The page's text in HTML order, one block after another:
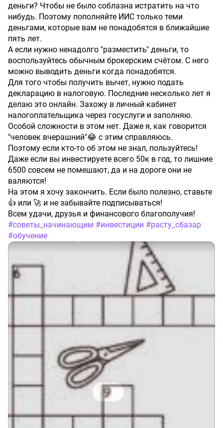
деньги? Чтобы не было соблазна истратить на что
нибудь. Поэтому пополняйте ИИС только теми
деньгами, которые вам не понадобятся в ближайшие
пять лет.
А если нужно ненадолго "разместить" деньги, то
воспользуйтесь обычным брокерским счётом. С него
можно выводить деньги когда понадобятся.
Для того чтобы получить вычет, нужно подать
декларацию в налоговую. Последние несколько лет я
делаю это онлайн. Захожу в личный кабинет
налогоплательщика через госуслуги и заполняю.
Особой сложности в этом нет. Даже я, как говорится
"человек вчерашний"😂 с этим справляюсь.
Поэтому если кто-то об этом не знал, пользуйтесь!
Даже если вы инвестируете всего 50к в год, то лишние
6500 совсем не помешают, да и на дороге они не
валяются!
На этом я хочу закончить. Если было полезно, ставьте
👍 или 🚀 и не забывайте подписываться!
Всем удачи, друзья и финансового благополучия!
#советы_начинающим #инвестиции #расту_сбазар
#обучение